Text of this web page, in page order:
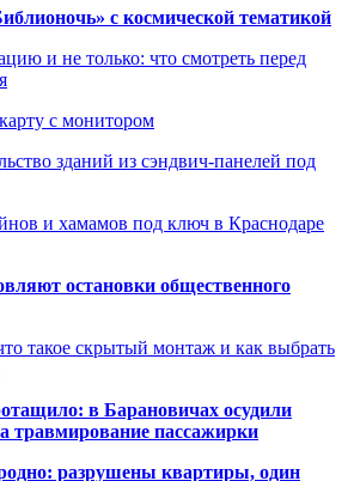
с космической тематикой
и не только: что смотреть перед
с монитором
зданий из сэндвич-панелей под
и хамамов под ключ в Краснодаре
остановки общественного
такое скрытый монтаж и как выбрать
в Барановичах осудили
травмирование пассажирки
разрушены квартиры, один